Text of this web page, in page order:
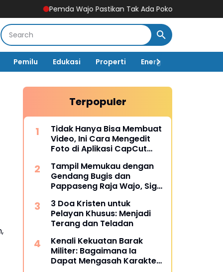
Pemda Wajo Pastikan Tak Ada Pokok Pikiran DPRD di Dinas
Pemilu Edukasi Properti Energi
Terpopuler
Tidak Hanya Bisa Membuat
Video, Ini Cara Mengedit
Foto di Aplikasi CapCut
fiturnya
Tampil Memukau dengan
Gendang Bugis dan
Pappaseng Raja Wajo, Sigit
2 Talent Show
3 Doa Kristen untuk
Pelayan Khusus: Menjadi
Terang dan Teladan
Kenali Kekuatan Barak
Militer: Bagaimana Ia
Dapat Mengasah Karakter